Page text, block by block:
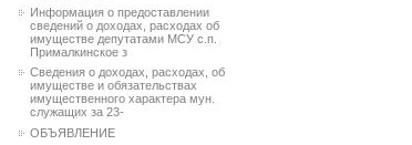
Информация о предоставлении
сведений о доходах, расходах об
имуществе депутатами МСУ с.п.
Прималкинское з
Сведения о доходах, расходах, об
имуществе и обязательствах
имущественного характера мун.
служащих за 23-
ОБЪЯВЛЕНИЕ